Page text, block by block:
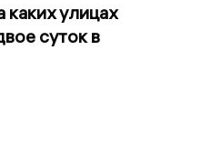
каких улицах
суток в